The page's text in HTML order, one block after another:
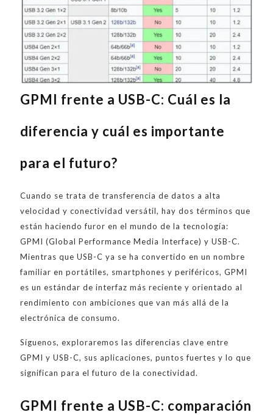
GPMI frente a USB-C: Cuál es la
diferencia y cuál es importante
para el futuro?
Cuando se trata de transferencia de datos a alta
velocidad y conectividad versátil, hay dos términos que
están haciendo furor en el mundo de la tecnología:
GPMI (Global Performance Media Interface) y USB-C.
Mientras que USB-C ya se ha convertido en un nombre
familiar en portátiles, smartphones y periféricos, GPMI
es un estándar de interfaz más reciente y orientado al
rendimiento con ambiciones que van más allá de la
electrónica de consumo.
Síguenos, exploraremos las diferencias clave entre
GPMI y USB-C, sus aplicaciones, puntos fuertes y lo que
significan para el futuro de la conectividad.
GPMI frente a USB-C: comparación